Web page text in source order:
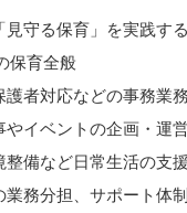
守る保育」を実践す
保育全般
護者対応などの事務業務
やイベントの企画・運
整備など日常生活の支援
業務分担、サポート体